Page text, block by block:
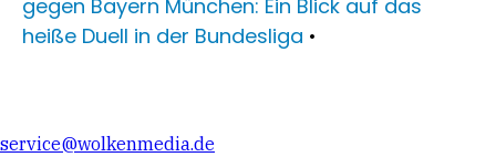
gegen Bayern München: Ein Blick auf das
heiße Duell in der Bundesliga •
service@wolkenmedia.de